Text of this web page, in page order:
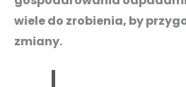
wiele do zrobienia, by
zmiany.